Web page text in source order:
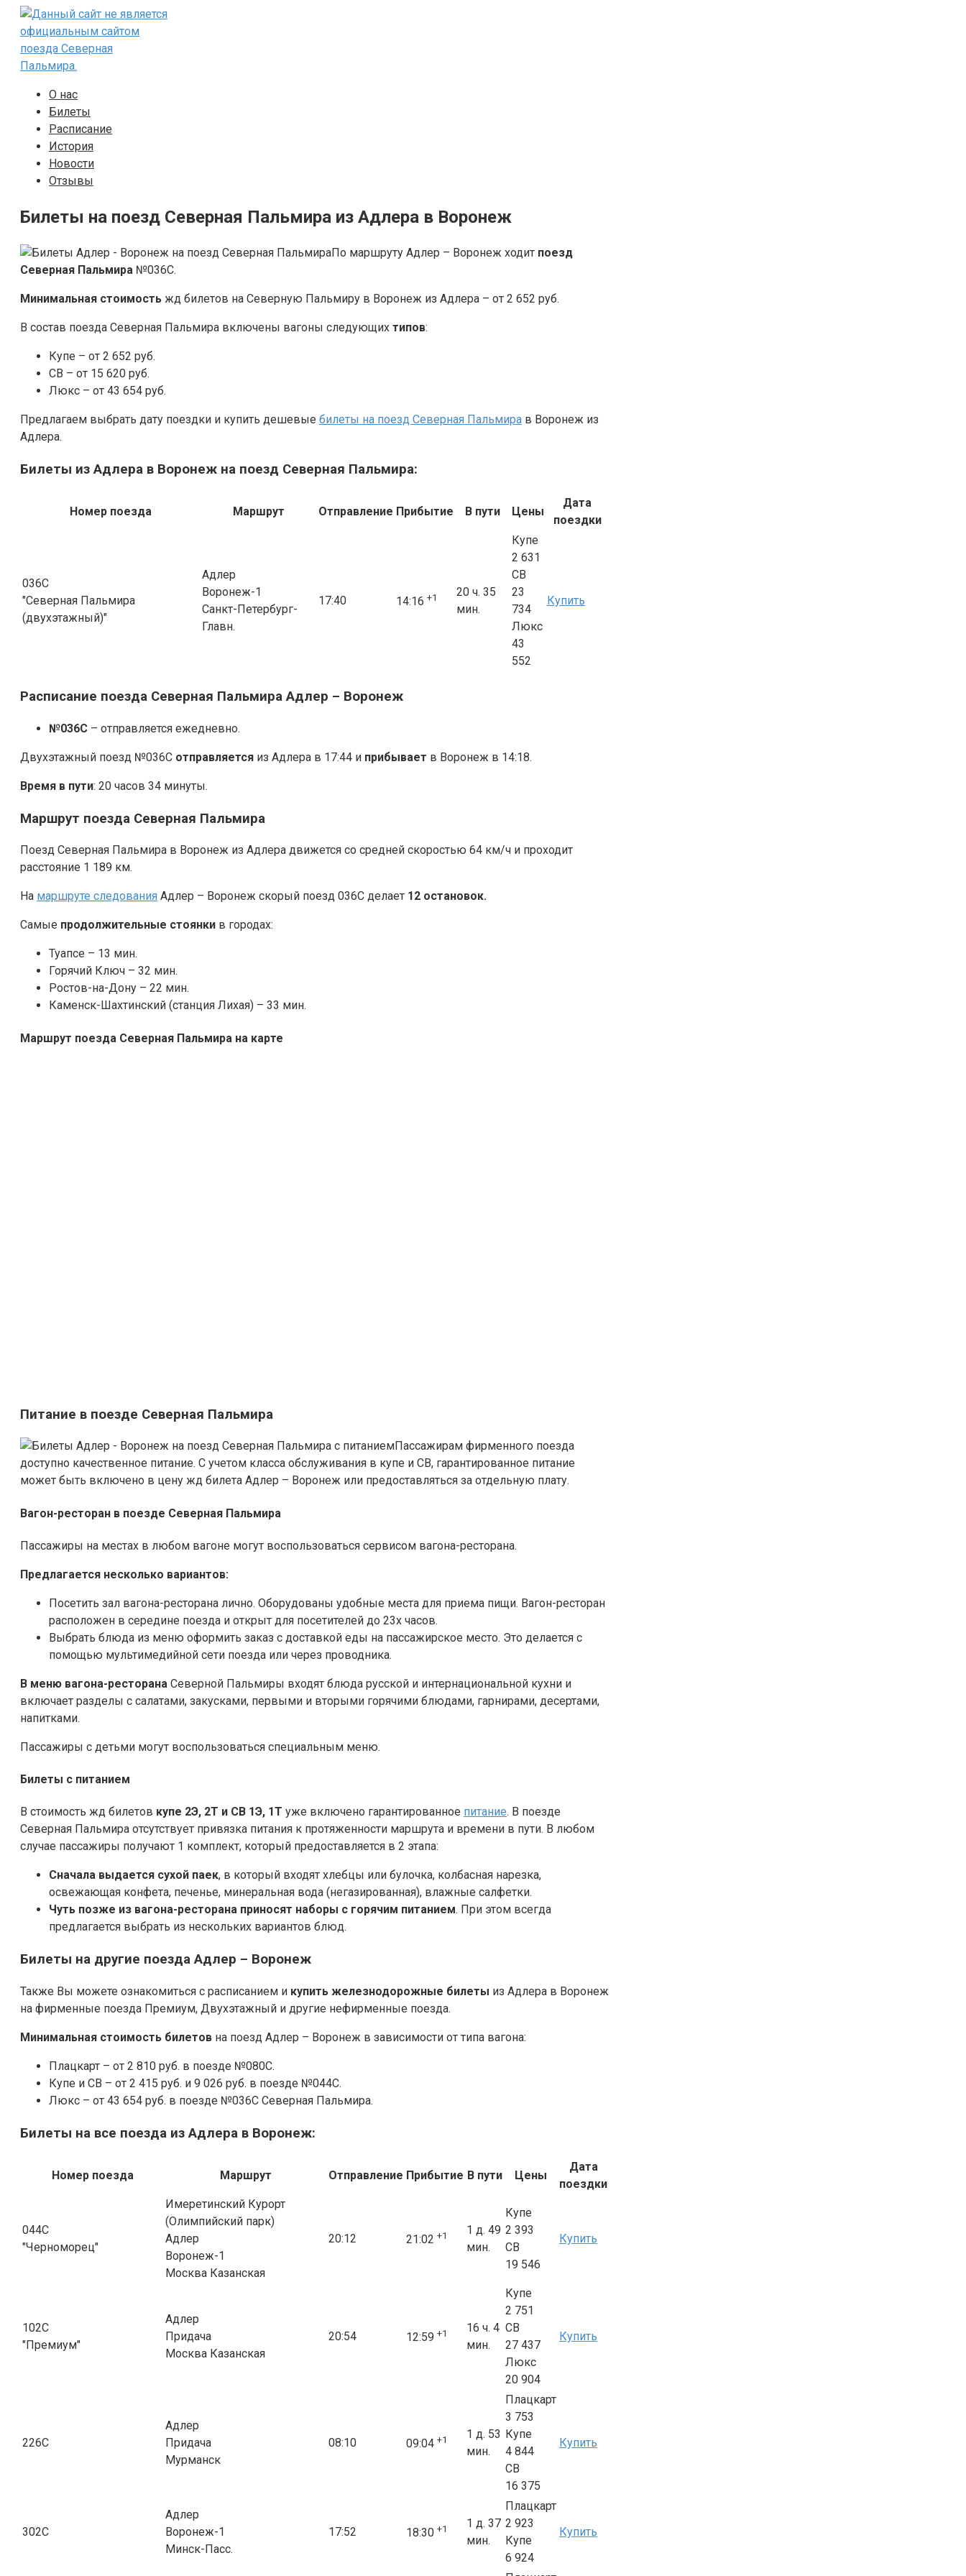
Перейти
контенту
О нас
Билеты
Расписание
История
Новости
Отзывы
Билеты на поезд Северная Пальмира из Адлера в Воронеж
По маршруту Адлер – Воронеж ходит поезд
Северная Пальмира №036С.
Минимальная стоимость жд билетов на Северную Пальмиру в Воронеж из Адлера – от 2 652 руб.
В состав поезда Северная Пальмира включены вагоны следующих типов:
Купе – от 2 652 руб.
СВ – от 15 620 руб.
Люкс – от 43 654 руб.
Предлагаем выбрать дату поездки и купить дешевые билеты на поезд Северная Пальмира в Воронеж из
Адлера.
Билеты из Адлера в Воронеж на поезд Северная Пальмира:
Номер поезда Маршрут Отправление Прибытие В пути Цены
Дата
поездки
036С
"Северная Пальмира
(двухэтажный)"
Адлер
Воронеж-1
Санкт-Петербург-
Главн.
17:40 14:16 +1
20 ч. 35
мин.
Купе
2 631
СВ
23
734
Люкс
43
552
Купить
Расписание поезда Северная Пальмира Адлер – Воронеж
№036С – отправляется ежедневно.
Двухэтажный поезд №036С отправляется из Адлера в 17:44 и прибывает в Воронеж в 14:18.
Время в пути: 20 часов 34 минуты.
Маршрут поезда Северная Пальмира
Поезд Северная Пальмира в Воронеж из Адлера движется со средней скоростью 64 км/ч и проходит
расстояние 1 189 км.
На маршруте следования Адлер – Воронеж скорый поезд 036С делает 12 остановок.
Самые продолжительные стоянки в городах:
Туапсе – 13 мин.
Горячий Ключ – 32 мин.
Ростов-на-Дону – 22 мин.
Каменск-Шахтинский (станция Лихая) – 33 мин.
Маршрут поезда Северная Пальмира на карте
Питание в поезде Северная Пальмира
Пассажирам фирменного поезда
доступно качественное питание. С учетом класса обслуживания в купе и СВ, гарантированное питание
может быть включено в цену жд билета Адлер – Воронеж или предоставляться за отдельную плату.
Вагон-ресторан в поезде Северная Пальмира
Пассажиры на местах в любом вагоне могут воспользоваться сервисом вагона-ресторана.
Предлагается несколько вариантов:
Посетить зал вагона-ресторана лично. Оборудованы удобные места для приема пищи. Вагон-ресторан
расположен в середине поезда и открыт для посетителей до 23х часов.
Выбрать блюда из меню оформить заказ с доставкой еды на пассажирское место. Это делается с
помощью мультимедийной сети поезда или через проводника.
В меню вагона-ресторана Северной Пальмиры входят блюда русской и интернациональной кухни и
включает разделы с салатами, закусками, первыми и вторыми горячими блюдами, гарнирами, десертами,
напитками.
Пассажиры с детьми могут воспользоваться специальным меню.
Билеты с питанием
В стоимость жд билетов купе 2Э, 2Т и СВ 1Э, 1Т уже включено гарантированное питание. В поезде
Северная Пальмира отсутствует привязка питания к протяженности маршрута и времени в пути. В любом
случае пассажиры получают 1 комплект, который предоставляется в 2 этапа:
Сначала выдается сухой паек, в который входят хлебцы или булочка, колбасная нарезка,
освежающая конфета, печенье, минеральная вода (негазированная), влажные салфетки.
Чуть позже из вагона-ресторана приносят наборы с горячим питанием. При этом всегда
предлагается выбрать из нескольких вариантов блюд.
Билеты на другие поезда Адлер – Воронеж
Также Вы можете ознакомиться с расписанием и купить железнодорожные билеты из Адлера в Воронеж
на фирменные поезда Премиум, Двухэтажный и другие нефирменные поезда.
Минимальная стоимость билетов на поезд Адлер – Воронеж в зависимости от типа вагона:
Плацкарт – от 2 810 руб. в поезде №080С.
Купе и СВ – от 2 415 руб. и 9 026 руб. в поезде №044С.
Люкс – от 43 654 руб. в поезде №036С Северная Пальмира.
Билеты на все поезда из Адлера в Воронеж:
Номер поезда Маршрут Отправление Прибытие В пути Цены
Дата
поездки
044С
"Черноморец"
Имеретинский Курорт
(Олимпийский парк)
Адлер
Воронеж-1
Москва Казанская
20:12 21:02 +1
1 д. 49
мин.
Купе
2 393
СВ
19 546
Купить
102С
"Премиум"
Адлер
Придача
Москва Казанская
20:54 12:59 +1
16 ч. 4
мин.
Купе
2 751
СВ
27 437
Люкс
20 904
Купить
226С
Адлер
Придача
Мурманск
08:10 09:04 +1
1 д. 53
мин.
Плацкарт
3 753
Купе
4 844
СВ
16 375
Купить
302С
Адлер
Воронеж-1
Минск-Пасс.
17:52 18:30 +1
1 д. 37
мин.
Плацкарт
2 923
Купе
6 924
Купить